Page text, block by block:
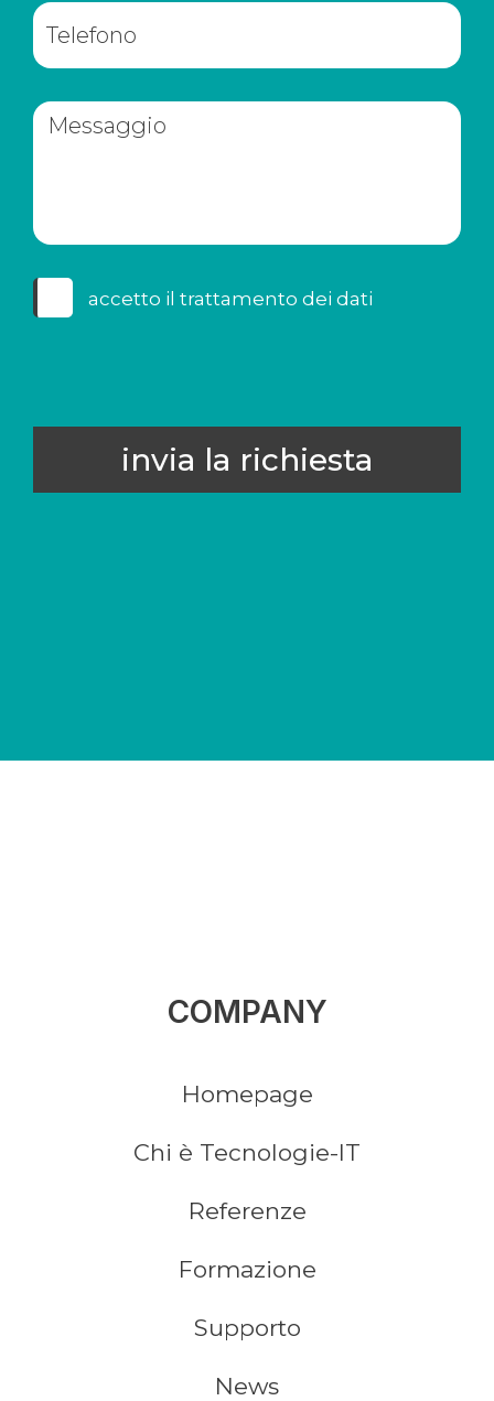
accetto il trattamento dei dati
invia la richiesta
COMPANY
Homepage
Chi è Tecnologie-IT
Referenze
Formazione
Supporto
News